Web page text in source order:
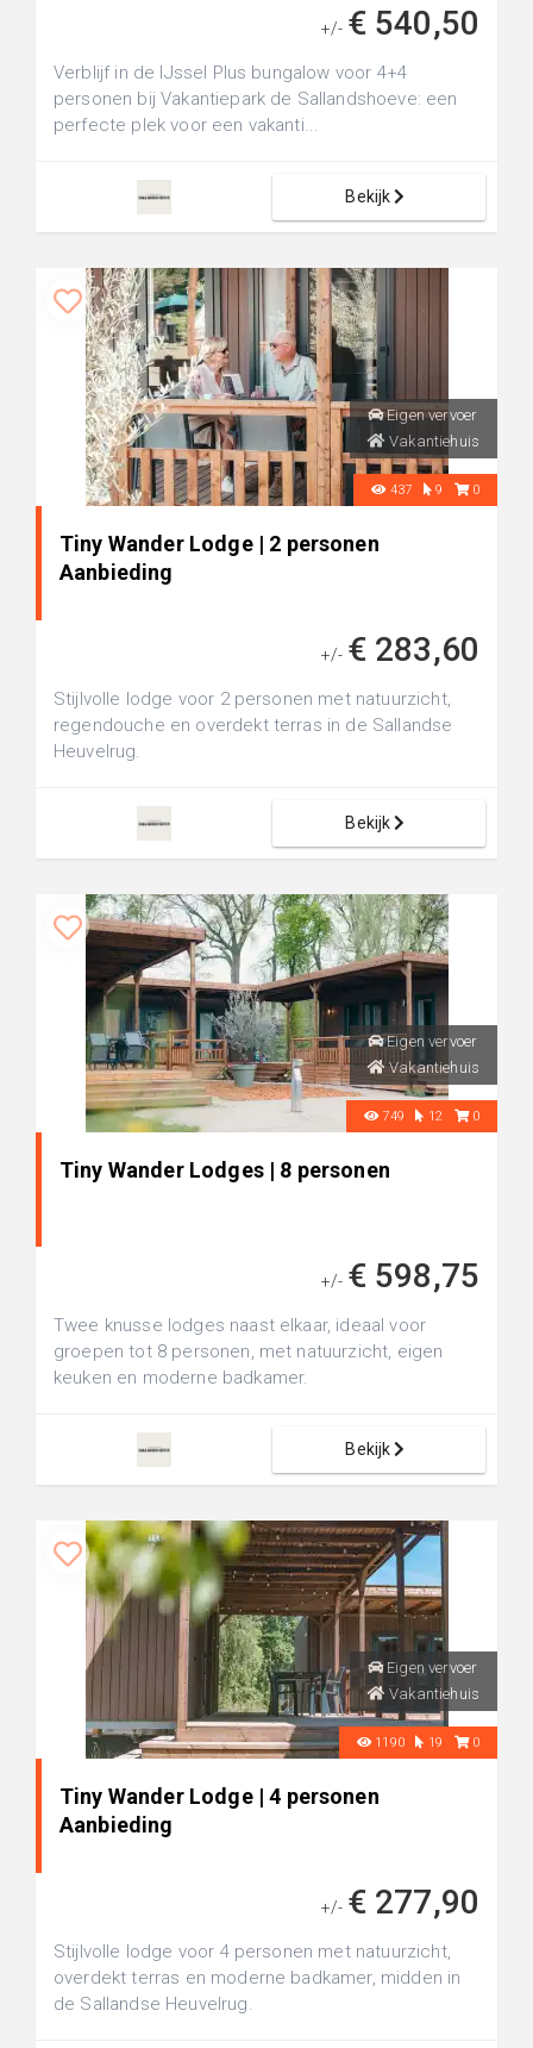
+/- € 540,50
Verblijf in de IJssel Plus bungalow voor 4+4
personen bij Vakantiepark de Sallandshoeve: een
perfecte plek voor een vakanti...
Bekijk
Eigen vervoer
Vakantiehuis
437 9 0
Tiny Wander Lodge | 2 personen
Aanbieding
+/- € 283,60
Stijlvolle lodge voor 2 personen met natuurzicht,
regendouche en overdekt terras in de Sallandse
Heuvelrug.
Bekijk
Eigen vervoer
Vakantiehuis
749 12 0
Tiny Wander Lodges | 8 personen
+/- € 598,75
Twee knusse lodges naast elkaar, ideaal voor
groepen tot 8 personen, met natuurzicht, eigen
keuken en moderne badkamer.
Bekijk
Eigen vervoer
Vakantiehuis
1190 19 0
Tiny Wander Lodge | 4 personen
Aanbieding
+/- € 277,90
Stijlvolle lodge voor 4 personen met natuurzicht,
overdekt terras en moderne badkamer, midden in
de Sallandse Heuvelrug.